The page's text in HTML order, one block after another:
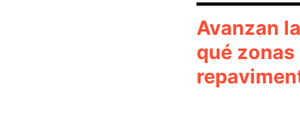
Avanzan
qué zonas